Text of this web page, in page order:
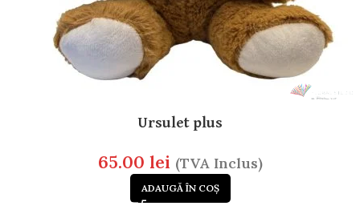
Ursulet plus
65.00 lei (TVA Inclus)
ADAUGĂ ÎN COȘ